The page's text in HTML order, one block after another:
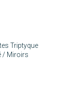
Triptyque
/ Miroirs